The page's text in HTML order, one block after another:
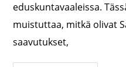
eduskuntavaaleissa.
muistuttaa, mitkä olivat
saavutukset,